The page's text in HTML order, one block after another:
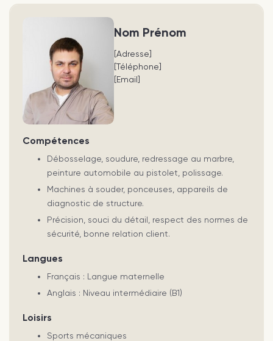
Nom Prénom
[Adresse]
[Téléphone]
[Email]
Compétences
Débosselage, soudure, redressage au marbre,
peinture automobile au pistolet, polissage.
Machines à souder, ponceuses, appareils de
diagnostic de structure.
Précision, souci du détail, respect des normes de
sécurité, bonne relation client.
Langues
Français : Langue maternelle
Anglais : Niveau intermédiaire (B1)
Loisirs
Sports mécaniques